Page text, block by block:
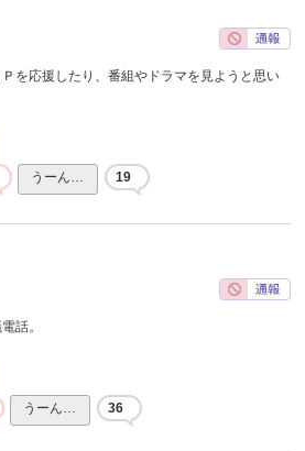
を応援したり、番組やドラマを見ようと思い
うーん… 19
話。
うーん… 36